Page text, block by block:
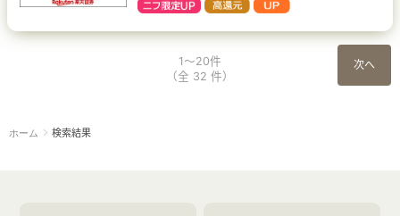
次へ
1～20件
（全 32 件）
ホーム 検索結果